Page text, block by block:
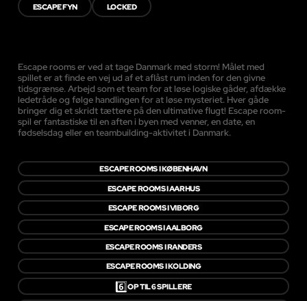
ESCAPE FYN LOCKED
Escape rooms er ved at tage Danmark med storm! Målet med
spillet er at finde en vej ud af et aflåst rum inden for den givne
tidsgrænse. Arbejd som et team for at løse logiske gåder, afdække
ledetråde og følge handlingen for at løse mysteriet. Hver gåde
bringer dig et skridt tættere på den ultimative flugt! Escape room-
spil er fantastiske til en aften i byen med venner, en date, en
fødselsdag eller en teambuilding-aktivitet i Danmark.
ESCAPE ROOMS I KØBENHAVN
ESCAPE ROOMS I AARHUS
ESCAPE ROOMS I VIBORG
ESCAPE ROOMS I AALBORG
ESCAPE ROOMS I RANDERS
ESCAPE ROOMS I KOLDING
6️⃣OP TIL 6 SPILLERE